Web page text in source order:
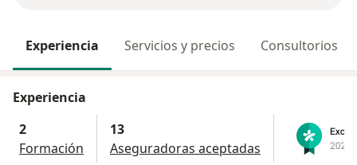
Experiencia Servicios y precios Consultorios
Experiencia
2
Formación
13
Aseguradoras aceptadas